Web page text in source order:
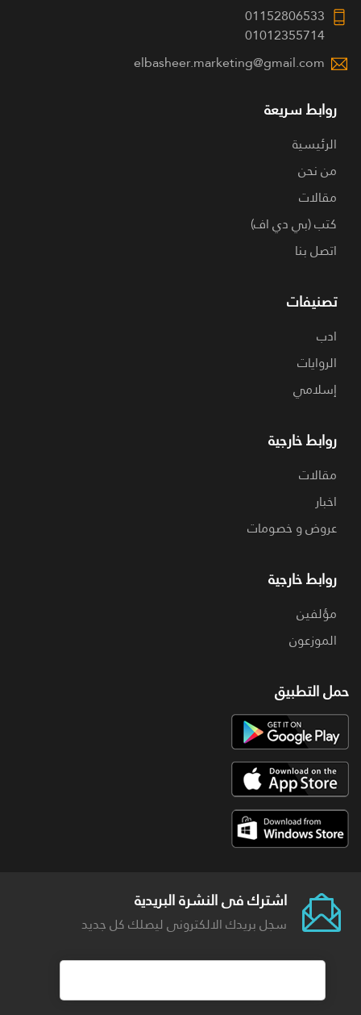
01152806533
01012355714
elbasheer.marketing@gmail.com
روابط سريعة
الرئيسية
من نحن
مقالات
كتب (بي دي اف)
اتصل بنا
تصنيفات
ادب
الروايات
إسلامي
روابط خارجية
مقالات
اخبار
عروض و خصومات
روابط خارجية
مؤلفين
الموزعون
حمل التطبيق
اشترك فى النشرة البريدية
سجل بريدك الالكترونى ليصلك كل جديد